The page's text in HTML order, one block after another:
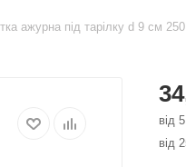
ажурна під тарілку d 9 см
від 5
від